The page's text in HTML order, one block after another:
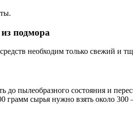
подмора
необходим только свежий и
пылеобразного состояния и
сырья нужно взять около 300